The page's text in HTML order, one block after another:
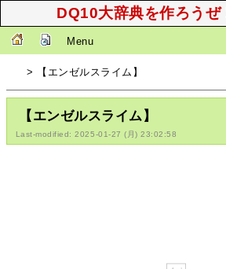
DQ10大辞典を作ろう
Menu
> 【エンゼルスライム】
【エンゼルスライム】
Last-modified: 2025-01-27 (月) 23:02:58